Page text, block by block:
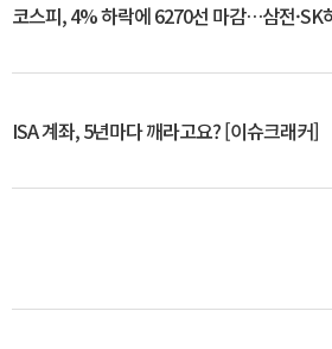
코스피, 4% 하락에 6270선 마감…삼전
ISA 계좌, 5년마다 깨라고요? [이슈크래커]